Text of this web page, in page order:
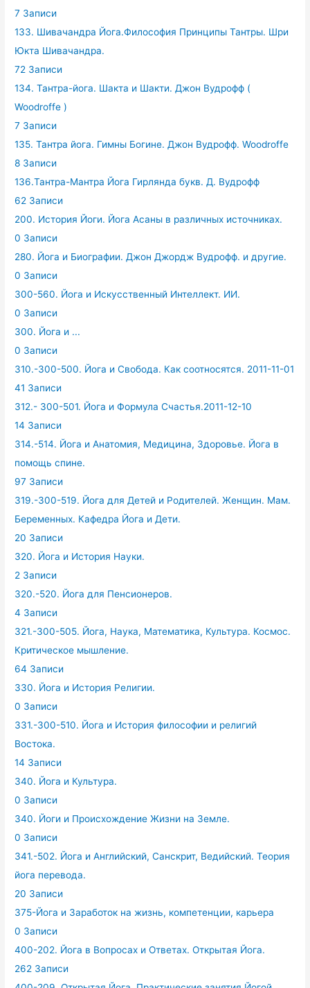
7 Записи
133. Шивачандра Йога.Философия Принципы Тантры. Шри
Юкта Шивачандра.
72 Записи
134. Тантра-йога. Шакта и Шакти. Джон Вудрофф (
Woodroffe )
7 Записи
135. Тантра йога. Гимны Богине. Джон Вудрофф. Woodroffe
8 Записи
136.Тантра-Мантра Йога Гирлянда букв. Д. Вудрофф
62 Записи
200. История Йоги. Йога Асаны в различных источниках.
0 Записи
280. Йога и Биографии. Джон Джордж Вудрофф. и другие.
0 Записи
300-560. Йога и Искусственный Интеллект. ИИ.
0 Записи
300. Йога и ...
0 Записи
310.-300-500. Йога и Свобода. Как соотносятся. 2011-11-01
41 Записи
312.- 300-501. Йога и Формула Счастья.2011-12-10
14 Записи
314.-514. Йога и Анатомия, Медицина, Здоровье. Йога в
помощь спине.
97 Записи
319.-300-519. Йога для Детей и Родителей. Женщин. Мам.
Беременных. Кафедра Йога и Дети.
20 Записи
320. Йога и История Науки.
2 Записи
320.-520. Йога для Пенсионеров.
4 Записи
321.-300-505. Йога, Наука, Математика, Культура. Космос.
Критическое мышление.
64 Записи
330. Йога и История Религии.
0 Записи
331.-300-510. Йога и История философии и религий
Востока.
14 Записи
340. Йога и Культура.
0 Записи
340. Йоги и Происхождение Жизни на Земле.
0 Записи
341.-502. Йога и Английский, Санскрит, Ведийский. Теория
йога перевода.
20 Записи
375-Йога и Заработок на жизнь, компетенции, карьера
0 Записи
400-202. Йога в Вопросах и Ответах. Открытая Йога.
262 Записи